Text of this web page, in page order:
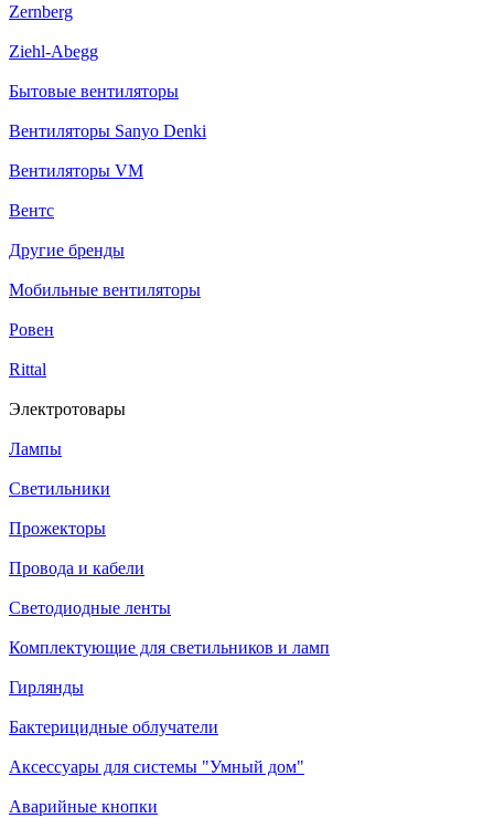
Zernberg
Ziehl-Abegg
Бытовые вентиляторы
Вентиляторы Sanyo Denki
Вентиляторы VM
Вентс
Другие бренды
Мобильные вентиляторы
Ровен
Rittal
Электротовары
Лампы
Светильники
Прожекторы
Провода и кабели
Светодиодные ленты
Комплектующие для светильников и ламп
Гирлянды
Бактерицидные облучатели
Аксессуары для системы "Умный дом"
Аварийные кнопки